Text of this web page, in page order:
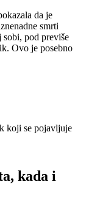
da je
smrti
sobi, pod previše
Ovo je posebno
koji se pojavljuje
kada i